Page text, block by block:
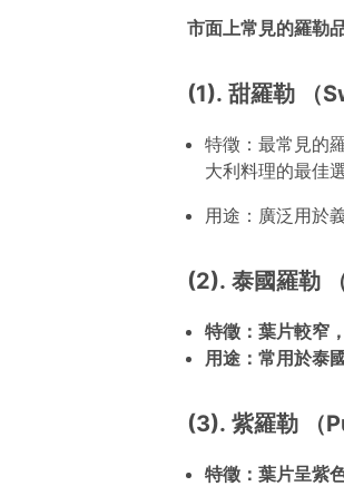
市面上常見的羅勒
(1). 甜羅勒 （
特徵：最常見的
大利料理的最佳選
用途：廣泛用於
(2). 泰國羅勒
特徵：葉片較窄
用途：常用於泰
(3). 紫羅勒 （
特徵：葉片呈紫